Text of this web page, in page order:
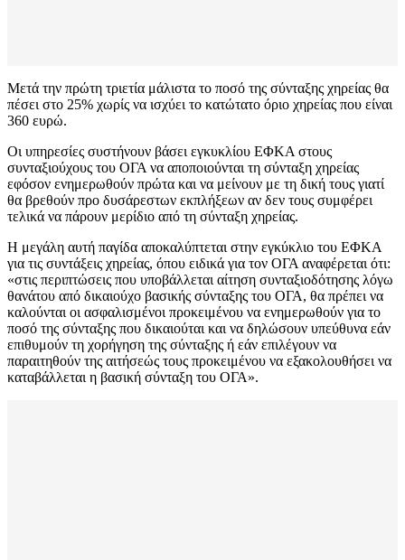
Μετά την πρώτη τριετία μάλιστα το ποσό της σύνταξης χηρείας θα
πέσει στο 25% χωρίς να ισχύει το κατώτατο όριο χηρείας που είναι
360 ευρώ.
Οι υπηρεσίες συστήνουν βάσει εγκυκλίου ΕΦΚΑ στους
συνταξιούχους του ΟΓΑ να αποποιούνται τη σύνταξη χηρείας
εφόσον ενημερωθούν πρώτα και να μείνουν με τη δική τους γιατί
θα βρεθούν προ δυσάρεστων εκπλήξεων αν δεν τους συμφέρει
τελικά να πάρουν μερίδιο από τη σύνταξη χηρείας.
Η μεγάλη αυτή παγίδα αποκαλύπτεται στην εγκύκλιο του ΕΦΚΑ
για τις συντάξεις χηρείας, όπου ειδικά για τον ΟΓΑ αναφέρεται ότι:
«στις περιπτώσεις που υποβάλλεται αίτηση συνταξιοδότησης λόγω
θανάτου από δικαιούχο βασικής σύνταξης του ΟΓΑ, θα πρέπει να
καλούνται οι ασφαλισμένοι προκειμένου να ενημερωθούν για το
ποσό της σύνταξης που δικαιούται και να δηλώσουν υπεύθυνα εάν
επιθυμούν τη χορήγηση της σύνταξης ή εάν επιλέγουν να
παραιτηθούν της αιτήσεώς τους προκειμένου να εξακολουθήσει να
καταβάλλεται η βασική σύνταξη του ΟΓΑ».